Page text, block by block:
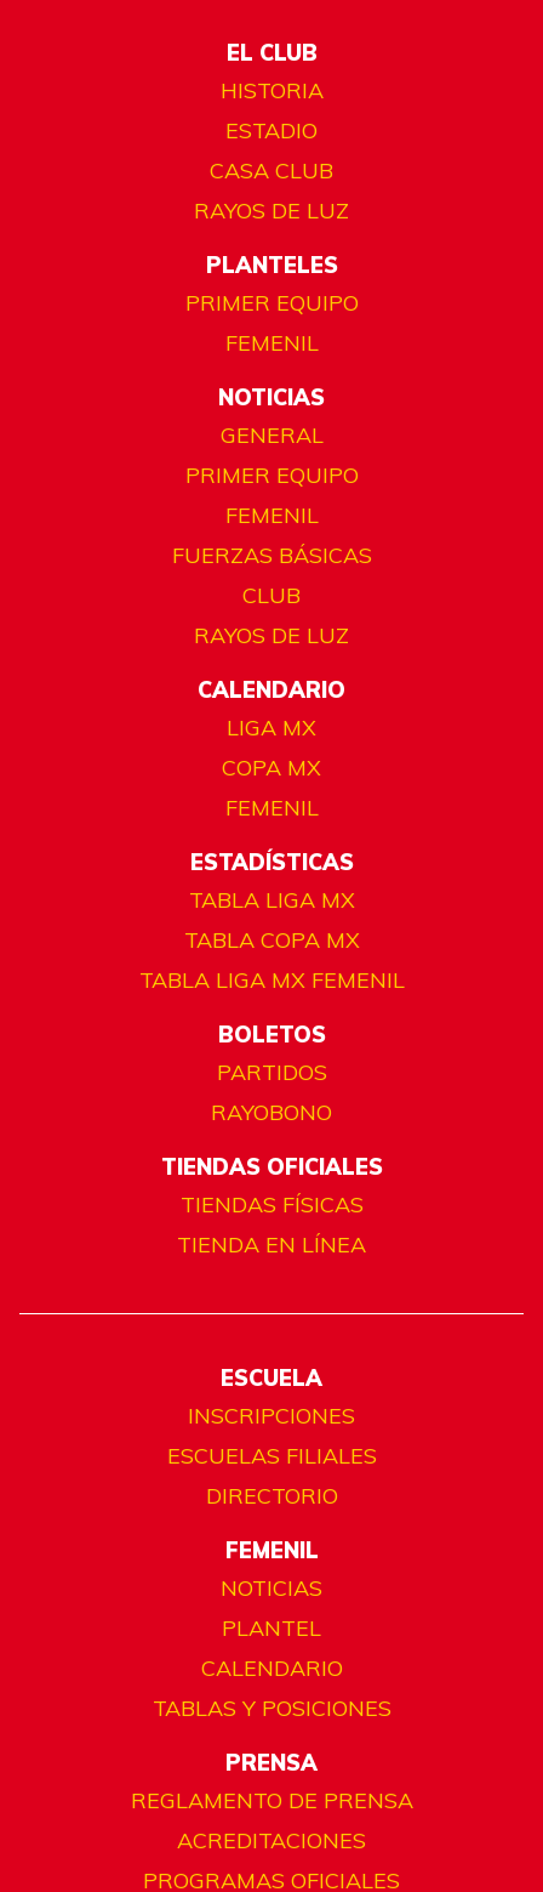
EL CLUB
HISTORIA
ESTADIO
CASA CLUB
RAYOS DE LUZ
PLANTELES
PRIMER EQUIPO
FEMENIL
NOTICIAS
GENERAL
PRIMER EQUIPO
FEMENIL
FUERZAS BÁSICAS
CLUB
RAYOS DE LUZ
CALENDARIO
LIGA MX
COPA MX
FEMENIL
ESTADÍSTICAS
TABLA LIGA MX
TABLA COPA MX
TABLA LIGA MX FEMENIL
BOLETOS
PARTIDOS
RAYOBONO
TIENDAS OFICIALES
TIENDAS FÍSICAS
TIENDA EN LÍNEA
ESCUELA
INSCRIPCIONES
ESCUELAS FILIALES
DIRECTORIO
FEMENIL
NOTICIAS
PLANTEL
CALENDARIO
TABLAS Y POSICIONES
PRENSA
REGLAMENTO DE PRENSA
ACREDITACIONES
PROGRAMAS OFICIALES